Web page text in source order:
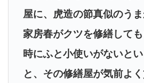
屋に、虎造の節真似のう
家房春がクツを修繕して
時にふと小使いがないと
と、その修繕屋が気前よ